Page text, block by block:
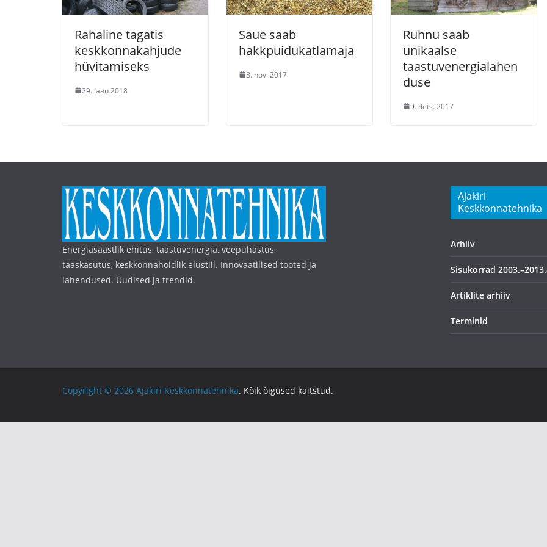
Rahaline tagatis
keskkonnakahjude
hüvitamiseks
29. jaan 2018
Saue saab
hakkpuidukatlamaja
8. nov. 2017
Ruhnu saab
unikaalse
taastuvenergialahen
duse
9. dets. 2017
Energiasäästlik ehitus, taastuvenergia, veepuhastus,
taaskasutus, keskkonnahoidlik elustiil. Innovaatilised tooted ja
lahendused. Uudised ja trendid.
Ajakiri
Keskkonnatehnika
Arhiiv
Sisukorrad
Artiklite arhiiv
Terminid
Copyright © 2026 Ajakiri Keskkonnatehnika. Kõik õigused kaitstud.